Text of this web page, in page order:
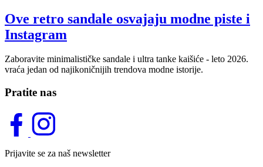
Ove retro sandale osvajaju modne piste i
Instagram
Zaboravite minimalističke sandale i ultra tanke kaišiće - leto 2026.
vraća jedan od najikoničnijih trendova modne istorije.
Pratite nas
Prijavite se za naš newsletter